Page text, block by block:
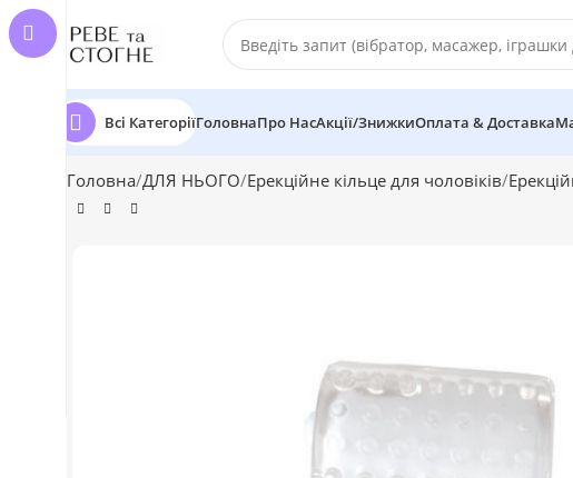
Всі КатегоріїГоловнаПро НасАкції/ЗнижкиОплата & Доставка
Головна ДЛЯ НЬОГО Ерекційне кільце для чоловіків